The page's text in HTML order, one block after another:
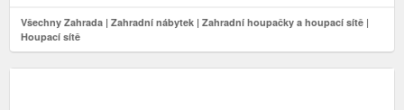
Všechny Zahrada | Zahradní nábytek | Zahradní houpačky a houpací sítě |
Houpací sítě